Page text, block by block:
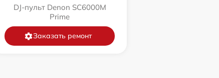
DJ-пульт Denon SC6000M
Prime
Заказать ремонт